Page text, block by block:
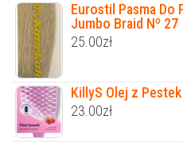
Eurostil Pasma Do
Jumbo Braid Nº 27
25.00zł
KillyS Olej z
23.00zł